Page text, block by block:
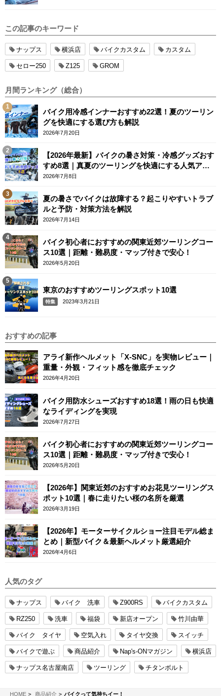
この記事のキーワード
ナップス 横浜店 バイクカスタム カスタム
セロー250 Z125 GROM
月間ランキング（総合）
バイク用冷感インナーおすすめ22選！夏のツーリン
グを快適にする選び方も解説
2026年7月20日
【2026年最新】バイクの暑さ対策・冷感グッズおす
すめ8選｜真夏のツーリングを快適にする人気アイ
テム
2026年7月8日
夏の暑さでバイクは故障する？起こりやすいトラブ
ルと予防・対策方法を解説
2026年7月14日
バイク初心者におすすめの関東近郊ツーリングコー
ス10選｜距離・難易度・マップ付きで安心！
2026年5月20日
東京のおすすめツーリングスポット10選
特集 2023年3月21日
おすすめの記事
アライ新作ヘルメット「X-SNC」を実物レビュー｜
重量・外観・フィット感を徹底チェック
2026年4月20日
バイク用防水シューズおすすめ18選！雨の日も快適
なライディングを実現
2026年7月27日
バイク初心者におすすめの関東近郊ツーリングコー
ス10選｜距離・難易度・マップ付きで安心！
2026年5月20日
【2026年】関東近郊のおすすめお花見ツーリングス
ポット10選｜春に走りたい桜の名所を厳選
2026年3月19日
【2026年】モーターサイクルショー注目モデル総ま
とめ｜新型バイク＆最新ヘルメット厳選紹介
2026年4月6日
人気のタグ
ナップス バイク 洗車 Z900RS バイクカスタム
RZ250 洗車 福袋 新店オープン 竹川由華
バイク タイヤ 空気入れ タイヤ交換 スイッチ
バイクで遊ぶ 商品紹介 Nap's-ONマガジン 横浜店
ナップス名古屋南店 ツーリング チタンボルト
HOMENAPS-ON マガジン
商品紹介 バイクって気持ちイー！